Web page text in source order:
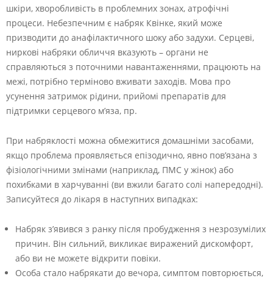
шкіри, хворобливість в проблемних зонах, атрофічні
процеси. Небезпечним є набряк Квінке, який може
призводити до анафілактичного шоку або задухи. Серцеві,
ниркові набряки обличчя вказують – органи не
справляються з поточними навантаженнями, працюють на
межі, потрібно терміново вживати заходів. Мова про
усунення затримок рідини, прийомі препаратів для
підтримки серцевого м’яза, пр.
При набряклості можна обмежитися домашніми засобами,
якщо проблема проявляється епізодично, явно пов’язана з
фізіологічними змінами (наприклад, ПМС у жінок) або
похибками в харчуванні (ви вжили багато солі напередодні).
Записуйтеся до лікаря в наступних випадках:
Набряк з’явився з ранку після пробудження з незрозумілих
причин. Він сильний, викликає виражений дискомфорт,
або ви не можете відкрити повіки.
Особа стало набрякати до вечора, симптом повторюється,